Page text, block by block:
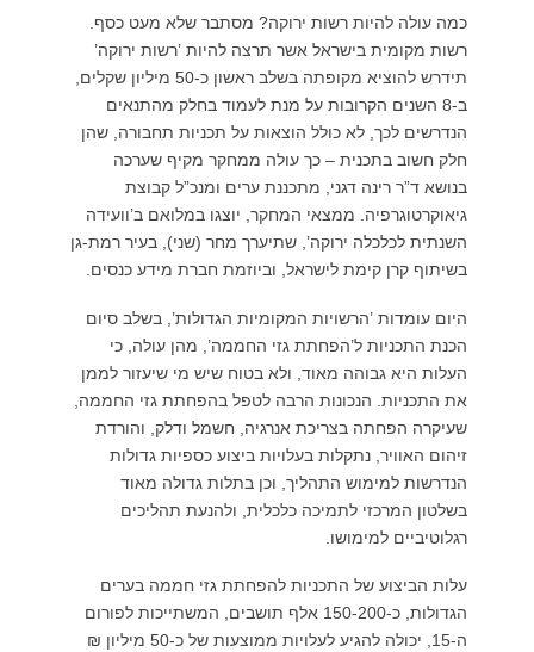
כמה עולה להיות רשות ירוקה? מסתבר שלא מעט כסף.
רשות מקומית בישראל אשר תרצה להיות ’רשות ירוקה’
תידרש להוציא מקופתה בשלב ראשון כ-50 מיליון שקלים,
ב-8 השנים הקרובות על מנת לעמוד בחלק מהתנאים
הנדרשים לכך, לא כולל הוצאות על תכניות תחבורה, שהן
חלק חשוב בתכנית – כך עולה ממחקר מקיף שערכה
בנושא ד”ר רינה דגני, מתכננת ערים ומנכ”ל קבוצת
גיאוקרטוגרפיה. ממצאי המחקר, יוצגו במלואם ב’וועידה
השנתית לכלכלה ירוקה’, שתיערך מחר (שני), בעיר רמת-גן
בשיתוף קרן קימת לישראל, וביוזמת חברת מידע כנסים.
היום עומדות ’הרשויות המקומיות הגדולות’, בשלב סיום
הכנת התכניות ל’הפחתת גזי החממה’, מהן עולה, כי
העלות היא גבוהה מאוד, ולא בטוח שיש מי שיעזור לממן
את התכניות. הנכונות הרבה לטפל בהפחתת גזי החממה,
שעיקרה הפחתה בצריכת אנרגיה, חשמל ודלק, והורדת
זיהום האוויר, נתקלות בעלויות ביצוע כספיות גדולות
הנדרשות למימוש התהליך, וכן בתלות גדולה מאוד
בשלטון המרכזי לתמיכה כלכלית, ולהנעת תהליכים
רגלוטיביים למימושו.
עלות הביצוע של התכניות להפחתת גזי חממה בערים
הגדולות, כ-150-200 אלף תושבים, המשתייכות לפורום
ה-15, יכולה להגיע לעלויות ממוצעות של כ-50 מיליון ₪